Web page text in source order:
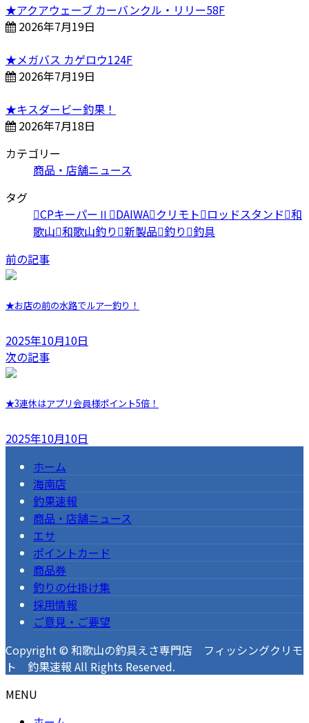
★アクアウェーブ カーバンクル・リリー58F
2026年7月19日
★メガバス カゲロウ124F
2026年7月19日
★キスダービー釣果！
2026年7月18日
カテゴリー
商品・店舗ニュース
タグ
CPキーパーⅡ
DAIWA クリモト ロッドスタンド 和
歌山 和歌山釣り 新製品 釣り 釣具
前の記事
★お店の前の水路でルアー釣り！
2025年10月10日
次の記事
★3連休はアプリ会員様ポイント5倍！
2025年10月10日
ホーム
海南店
釣果速報
商品・店舗ニュース
エサ
ポイントカード
商品券
釣りの仕掛け集
採用情報
ご意見・ご要望
Copyright © 和歌山の釣具えさ専門店 フィッシングクリモ
ト 釣果速報 All Rights Reserved.
MENU